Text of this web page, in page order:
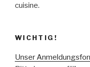
cuisine.
WICHTIG!
Unser